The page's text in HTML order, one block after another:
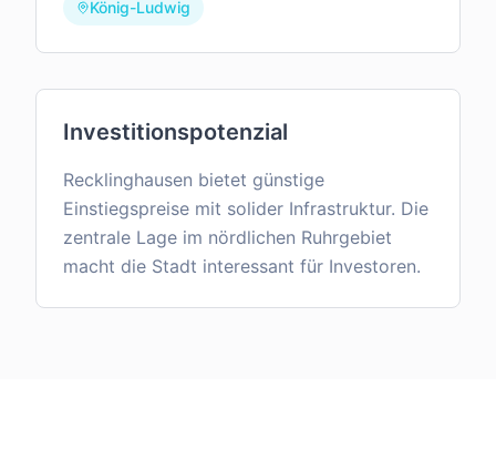
König-Ludwig
Investitionspotenzial
Recklinghausen bietet günstige
Einstiegspreise mit solider Infrastruktur. Die
zentrale Lage im nördlichen Ruhrgebiet
macht die Stadt interessant für Investoren.